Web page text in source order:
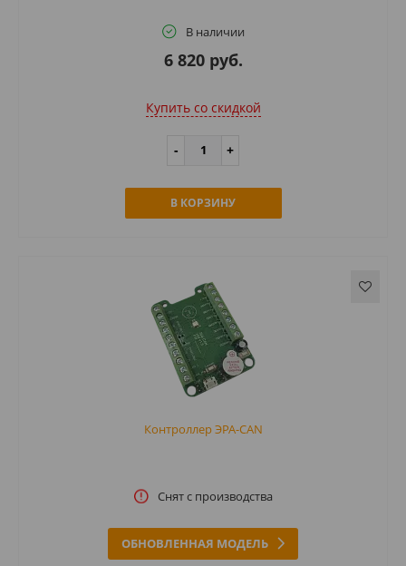
В наличии
6 820 руб.
Купить cо скидкой
В КОРЗИНУ
Контроллер ЭРА-CAN
Снят с производства
ОБНОВЛЕННАЯ МОДЕЛЬ